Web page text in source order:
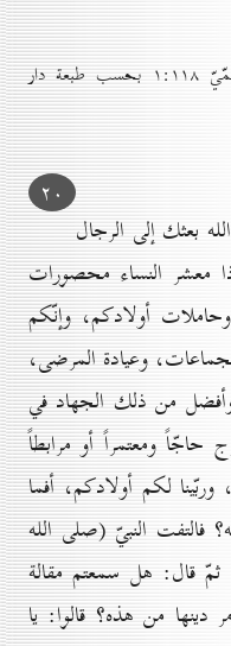
(۱) تفسير القمّيّ لعليّ بن إبراهيم القمّيّ ۱:۱۱۸ بحسب طبعة دار
۲٠
بعثك إلى الرجال
معشر النساء محصورات
أولادكم، وإنّكم
وعيادة المرضى،
من ذلك الجهاد في
حاجّاً ومعتمراً أو مرابطاً
لكم أولادكم، أفما
فالتفت النبيّ (صلى الله
ثمّ قال: هل سمعتم مقالة
من هذه؟ قالوا: يا